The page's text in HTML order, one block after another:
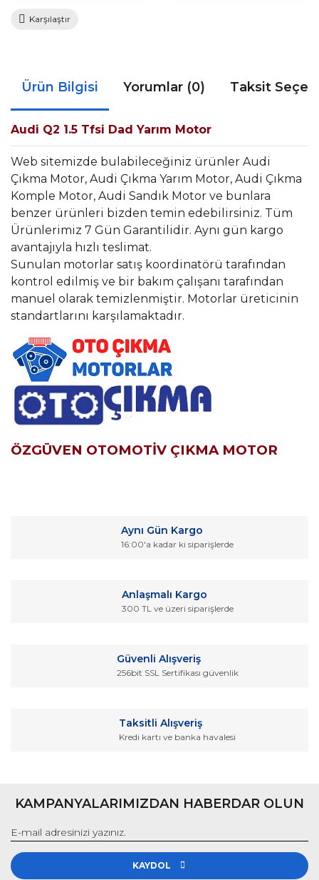
Karşılaştır
Ürün Bilgisi Yorumlar (0) Taksit
Audi Q2 1.5 Tfsi Dad Yarım Motor
Web sitemizde bulabileceğiniz ürünler Audi
Çıkma Motor, Audi Çıkma Yarım Motor, Audi Çıkma
Komple Motor, Audi Sandık Motor ve bunlara
benzer ürünleri bizden temin edebilirsiniz. Tüm
Ürünlerimiz 7 Gün Garantilidir. Aynı gün kargo
avantajıyla hızlı teslimat.
Sunulan motorlar satış koordinatörü tarafından
kontrol edilmiş ve bir bakım çalışanı tarafından
manuel olarak temizlenmiştir. Motorlar üreticinin
standartlarını karşılamaktadır.
ÖZGÜVEN OTOMOTİV ÇIKMA MOTOR
Görüş ve önerileriniz için teşekkür ederiz.
Ürün bilgilerinde hatalar bulunuyor.
Gönder
Aynı Gün Kargo
16:00'a kadar ki siparişlerde
Anlaşmalı Kargo
300 TL ve üzeri siparişlerde
Güvenli Alışveriş
256bit SSL Sertifikası güvenlik
Taksitli Alışveriş
Kredi kartı ve banka havalesi
KAMPANYALARIMIZDAN HABERDAR OLUN
KAYDOL